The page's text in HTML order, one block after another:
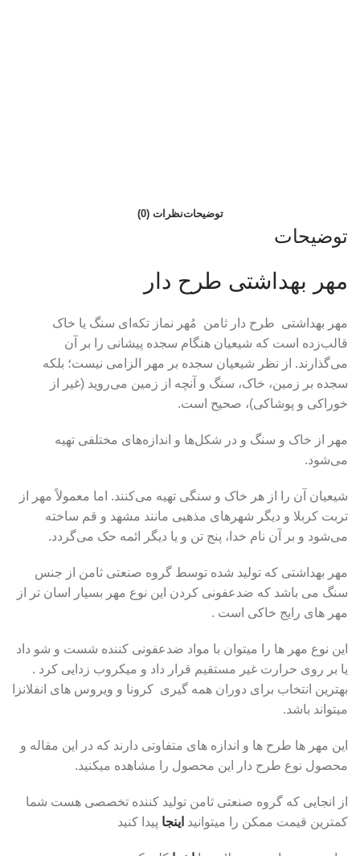
توضیحاتنظرات (0)
توضیحات
مهر بهداشتی طرح دار
مهر بهداشتی طرح دار ثامن مُهر نماز تکه‌ای سنگ یا خاک
قالب‌زده است که شیعیان هنگام سجده پیشانی را بر آن
می‌گذارند. از نظر شیعیان سجده بر مهر الزامی نیست؛ بلکه
سجده بر زمین، خاک، سنگ و آنچه از زمین می‌روید (غیر از
خوراکی و پوشاکی)، صحیح است.
مهر از خاک و سنگ و در شکل‌ها و اندازه‌های مختلفی تهیه
می‌شود.
شیعیان آن را از هر خاک و سنگی تهیه می‌کنند. اما معمولاً مهر از
تربت کربلا و دیگر شهرهای مذهبی مانند مشهد و قم ساخته
می‌شود و بر آن نام خدا، پنج تن و یا دیگر ائمه حک می‌گردد.
مهر بهداشتی که تولید شده توسط گروه صنعتی ثامن از جنس
سنگ می باشد که ضدعفونی کردن این نوع مهر بسیار اسان تر از
مهر های رایج خاکی است .
این نوع مهر ها را میتوان با مواد ضدعفونی کننده شست و شو داد
یا بر روی حرارت غیر مستقیم قرار داد و میکروب زدایی کرد .
بهترین انتخاب برای دوران همه گیری کرونا و ویروس های انفلانزا
میتواند باشد.
این مهر ها طرح ها و اندازه های متفاوتی دارند که در این مقاله و
محصول نوع طرح دار این محصول را مشاهده میکنید.
از انجایی که گروه صنعتی ثامن تولید کننده تخصصی هست شما
کمترین قیمت ممکن را میتوانید اینجا پیدا کنید